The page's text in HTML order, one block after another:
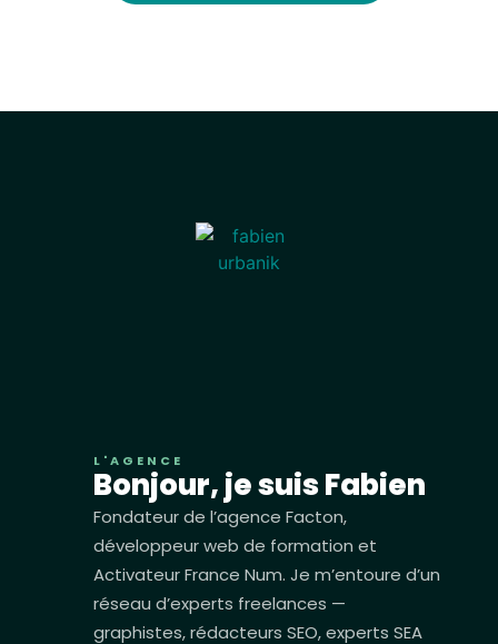
L'AGENCE
Bonjour, je suis Fabien
Fondateur de l’agence Facton,
développeur web de formation et
Activateur France Num. Je m’entoure d’un
réseau d’experts freelances —
graphistes, rédacteurs SEO, experts SEA